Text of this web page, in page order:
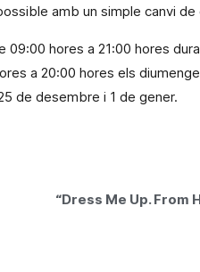
amb un simple canvi
09:00 hores a 21:00 hores
a 20:00 hores els
de desembre i 1 de gener.